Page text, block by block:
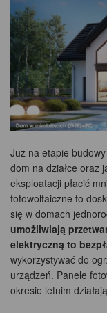
Już na etapie
dom na działce oraz
eksploatacji płacić
fotowoltaiczne to
się w domach
umożliwiają
elektryczną to
wykorzystywać do
urządzeń. Panele
okresie letnim